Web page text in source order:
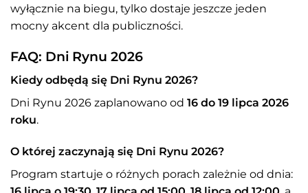
wyłącznie na biegu, tylko dostaje jeszcze jeden
mocny akcent dla publiczności.
FAQ: Dni Rynu 2026
Kiedy odbędą się Dni Rynu 2026?
Dni Rynu 2026 zaplanowano od 16 do 19 lipca 2026
roku.
O której zaczynają się Dni Rynu 2026?
Program startuje o różnych porach zależnie od dnia: